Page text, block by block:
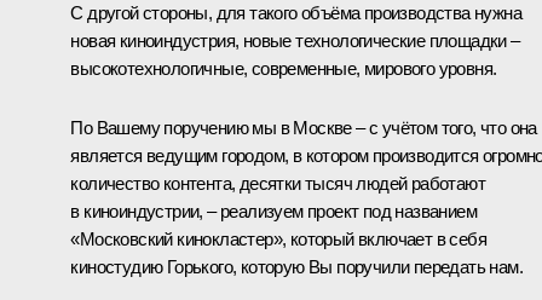
С другой стороны, для такого объёма производства нужна
новая киноиндустрия, новые технологические площадки –
высокотехнологичные, современные, мирового уровня.
По Вашему поручению мы в Москве – с учётом того, что она
является ведущим городом, в котором производится
количество контента, десятки тысяч людей работают
в киноиндустрии, – реализуем проект под названием
«Московский кинокластер», который включает в себя
киностудию Горького, которую Вы поручили передать нам.